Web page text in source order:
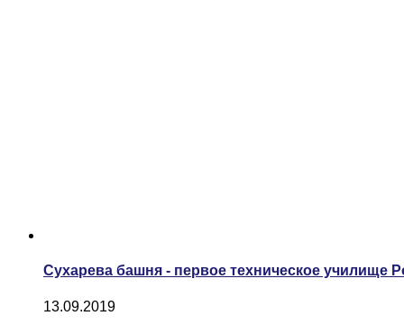
Сухарева башня - первое техническое училище
13.09.2019